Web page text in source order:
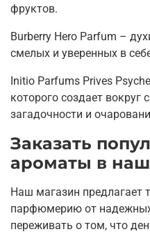
фруктов.
Burberry Hero Parfum –
смелых и уверенных в
Initio Parfums Prives
которого создает вокруг
загадочности и
Заказать
ароматы в
Наш магазин предлагает
парфюмерию от
переживать о том, что